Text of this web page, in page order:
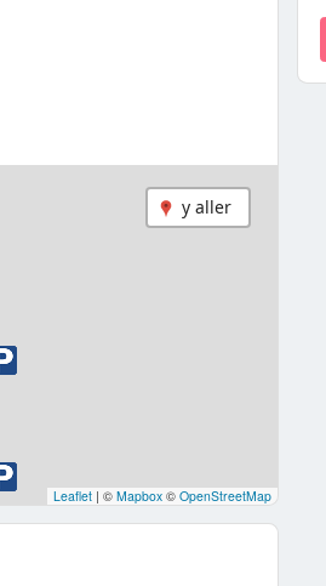
y aller
Leaflet | © Mapbox © OpenStreetMap